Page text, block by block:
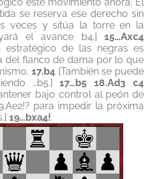
se reserva ese derecho sin
veces y sitúa la torre en la
el avance b4.]15…Axc4
estratégico de las negras es
del flanco de dama por lo que
17.b4 [También se puede
…b5.]17…b5 18.Ad3 c4
bajo control al peón de
para impedir la próxima
19…bxa4!